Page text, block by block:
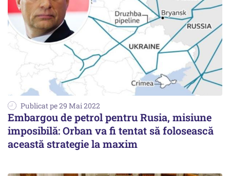
Publicat pe 29 Mai 2022
Embargou de petrol pentru Rusia, misiune
imposibilă: Orban va fi tentat să folosească
această strategie la maxim